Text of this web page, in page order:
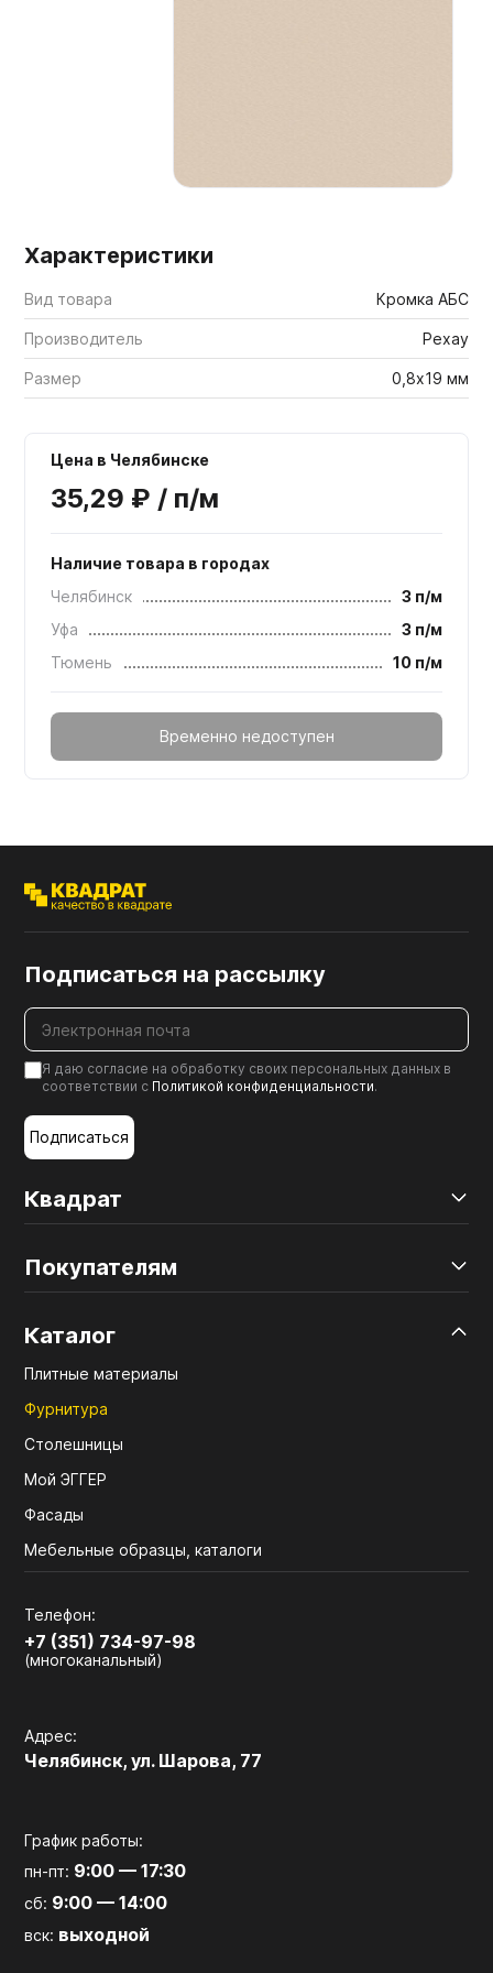
Характеристики
Вид товара Кромка АБС
Производитель Рехау
Размер 0,8х19 мм
Цена в Челябинске
35,29 ₽ / п/м
Наличие товара в городах
Челябинск
3 п/м
Уфа
3 п/м
Тюмень
10 п/м
Временно недоступен
Квадрат
Покупателям
Каталог
Плитные материалы
Фурнитура
Столешницы
Мой ЭГГЕР
Фасады
Мебельные образцы, каталоги
Телефон:
+7 (351) 734-97-98
(многоканальный)
Адрес:
Челябинск, ул. Шарова, 77
График работы:
пн-пт: 9:00 — 17:30
сб: 9:00 — 14:00
вск: выходной
Подписаться на рассылку
Я даю согласие на обработку своих персональных данных в
соответствии с Политикой конфиденциальности.
Подписаться